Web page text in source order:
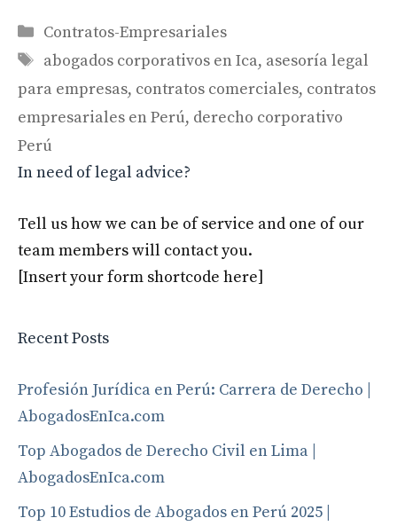
Categories
Contratos-Empresariales
Tags
abogados corporativos en Ica, asesoría legal
para empresas, contratos comerciales, contratos
empresariales en Perú, derecho corporativo
Perú
In need of legal advice?
Tell us how we can be of service and one of our
team members will contact you.
[Insert your form shortcode here]
Recent Posts
Profesión Jurídica en Perú: Carrera de Derecho |
AbogadosEnIca.com
Top Abogados de Derecho Civil en Lima |
AbogadosEnIca.com
Top 10 Estudios de Abogados en Perú 2025 |